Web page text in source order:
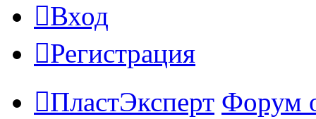
Вход
Регистрация
ПластЭксперт Форум